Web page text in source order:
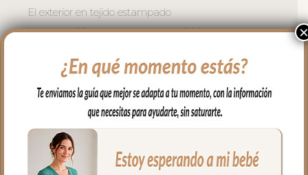
El exterior en tejido estampado
impermeable, muy suave y agradable.
impermeable; muy fácil de limpiar por
dentro y por fuera con paño húmedo y
cuando necesites puedes lavar en
lavadora siempre agua fría jabones no
abrasivos y secado al natural.
Cierre con cremallera al tono del
×